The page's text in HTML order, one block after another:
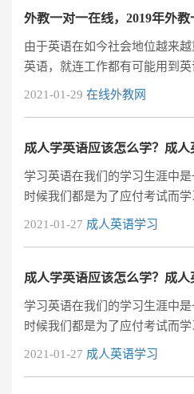
由于英语在如今社会地位越来
英语，就连工作都有可能用到
一直处于吊儿郎当的样子，所
大堆机构从眼前不停地划过，让
2021-01-29 在线外教网
成人学英语应该怎么学？成人
学习英语在我们的学习生涯中
时候我们都是为了应付考试而
是英语成绩。成人学习英语没
语培训机构了，找一家专业的
2021-01-27 成人英语学习
成人学英语应该怎么学？成人
学习英语在我们的学习生涯中
时候我们都是为了应付考试而
是英语成绩。成人学习英语没
2021-01-27 成人英语学习